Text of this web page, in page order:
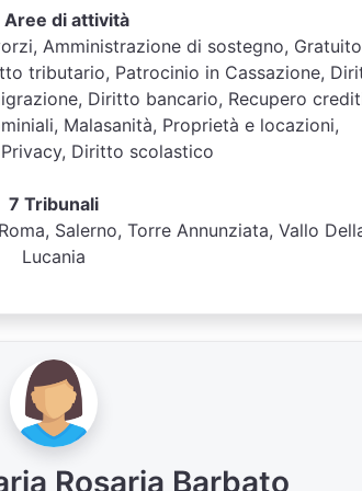
Aree di attività
Amministrazione di sostegno, Gratuito
tributario, Patrocinio in Cassazione,
Diritto bancario, Recupero
Malasanità, Proprietà e locazioni,
Diritto scolastico
7 Tribunali
Salerno, Torre Annunziata, Vallo
Lucania
Rosaria Barbato